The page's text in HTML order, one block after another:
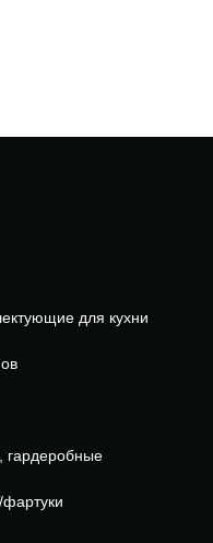
для кухни
гардеробные